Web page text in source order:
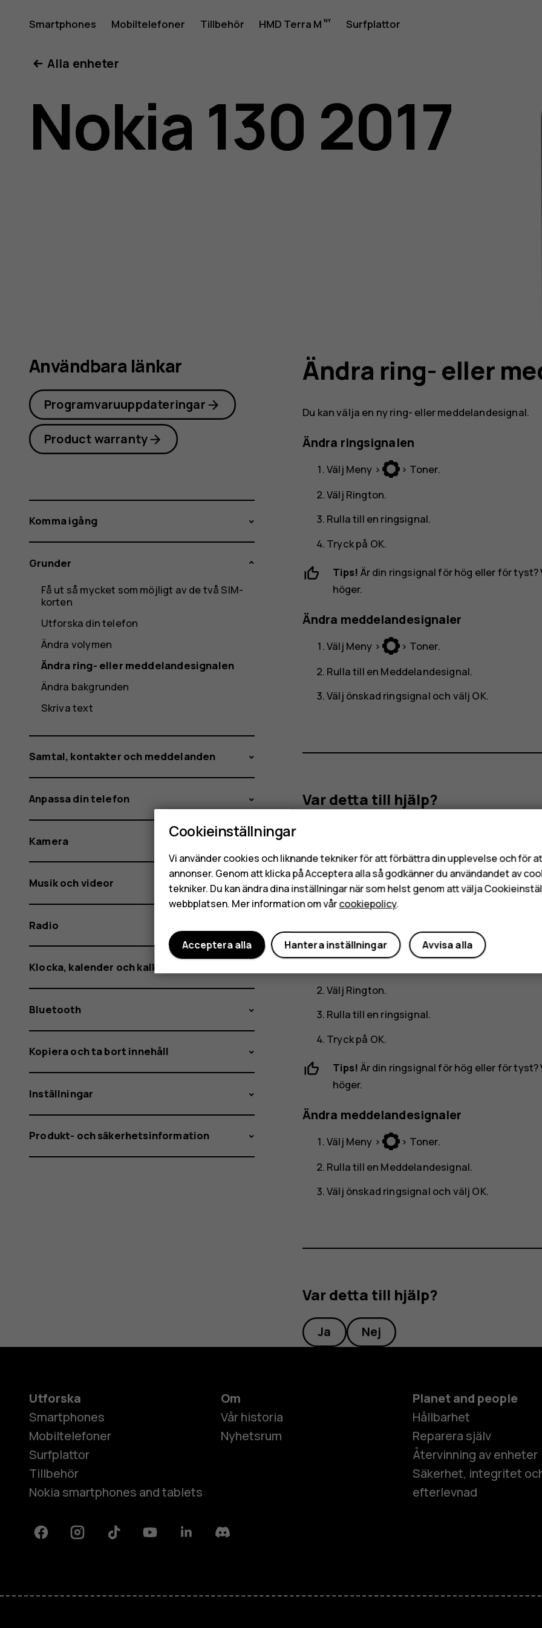
Nokia
130
2017
Smartphones Mobiltelefoner Tillbehör HMD Terra M Surfplattor
Alla enheter
Nokia 130 2017
Ändra ring- eller
Du kan välja en ny ring- eller meddelandesignal.
Ändra ringsignalen
Välj Meny > > Toner.
Välj Rington.
Rulla till en ringsignal.
Tryck på OK.
Tips! Är din ringsignal för hög eller för tyst?
höger.
Ändra meddelandesignaler
Välj Meny > > Toner.
Rulla till en Meddelandesignal.
Välj önskad ringsignal och välj OK.
Var detta till hjälp?
Ändra ring- eller
Du kan välja en ny ring- eller meddelandesignal.
Ändra ringsignalen
Välj Rington.
Rulla till en ringsignal.
Tryck på OK.
Tips! Är din ringsignal för hög eller för tyst?
höger.
Ändra meddelandesignaler
Välj Meny > > Toner.
Rulla till en Meddelandesignal.
Välj önskad ringsignal och välj OK.
Var detta till hjälp?
Ja Nej
Användbara länkar
Programvaruuppdateringar
Product warranty
Komma igång
Grunder
Få ut så mycket som möjligt av de två SIM-
korten
Utforska din telefon
Ändra volymen
Ändra ring- eller meddelandesignalen
Ändra bakgrunden
Skriva text
Samtal, kontakter och meddelanden
Anpassa din telefon
Kamera
Musik och videor
Radio
Klocka, kalender och kalkylator
Bluetooth
Kopiera och ta bort innehåll
Inställningar
Produkt- och säkerhetsinformation
Utforska
Smartphones
Mobiltelefoner
Surfplattor
Tillbehör
Nokia smartphones and tablets
Om
Vår historia
Nyhetsrum
Planet and people
Hållbarhet
Reparera själv
Återvinning av enheter
Säkerhet, integritet
efterlevnad
FacebookInstagramTiktok YoutubeLinkedinDiscord
Cookieinställningar
Vi använder cookies och liknande tekniker för att förbättra din upplevelse och för
annonser. Genom att klicka på Acceptera alla så godkänner du användandet av
tekniker. Du kan ändra dina inställningar när som helst genom att välja
webbplatsen. Mer information om vårcookiepolicy.
Avvisa alla
Hantera inställningar
Acceptera alla